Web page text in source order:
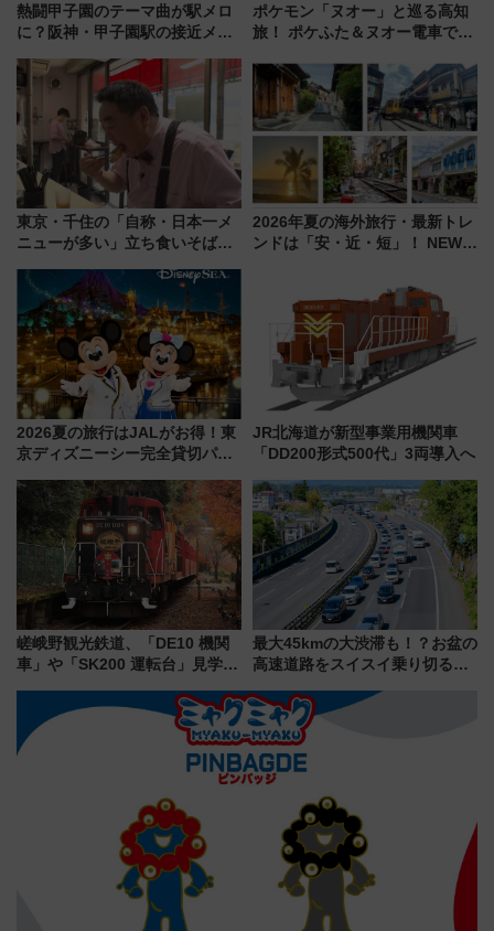
熱闘甲子園のテーマ曲が駅メロ
に？阪神・甲子園駅の接近メロ
谷実アレンジの特別仕様へ、8月
5日始発から
ポケモン「ヌオー」と巡る高知
旅！ ポケふた＆ヌオー電車で楽
路の絶景と絶品グルメを満喫！
（7月18日スタート）
東京・千住の「自称・日本一メ
ニューが多い」立ち食いそば屋
地のふらっと立ち食いそば』
7/27夜10時～放送
2026年夏の海外旅行・最新トレ
ンドは「安・近・短」！ NEWT
渡航先TOP5とは？ 円安時代の
旅行術
2026夏の旅行はJALがお得！東
京ディズニーシー完全貸切パー
ーン始まる 条件は「夏の国内
線に2回搭乗」
JR北海道が新型事業用機関車
「DD200形式500代」3両導入へ
嵯峨野観光鉄道、「DE10 機関
車」や「SK200 運転台」見学ツ
トの一環で激レア体験できちゃ
うかも 参加方法やスケジュール
をご紹介
最大45kmの大渋滞も！？お盆の
高速道路をスイスイ乗り切る快